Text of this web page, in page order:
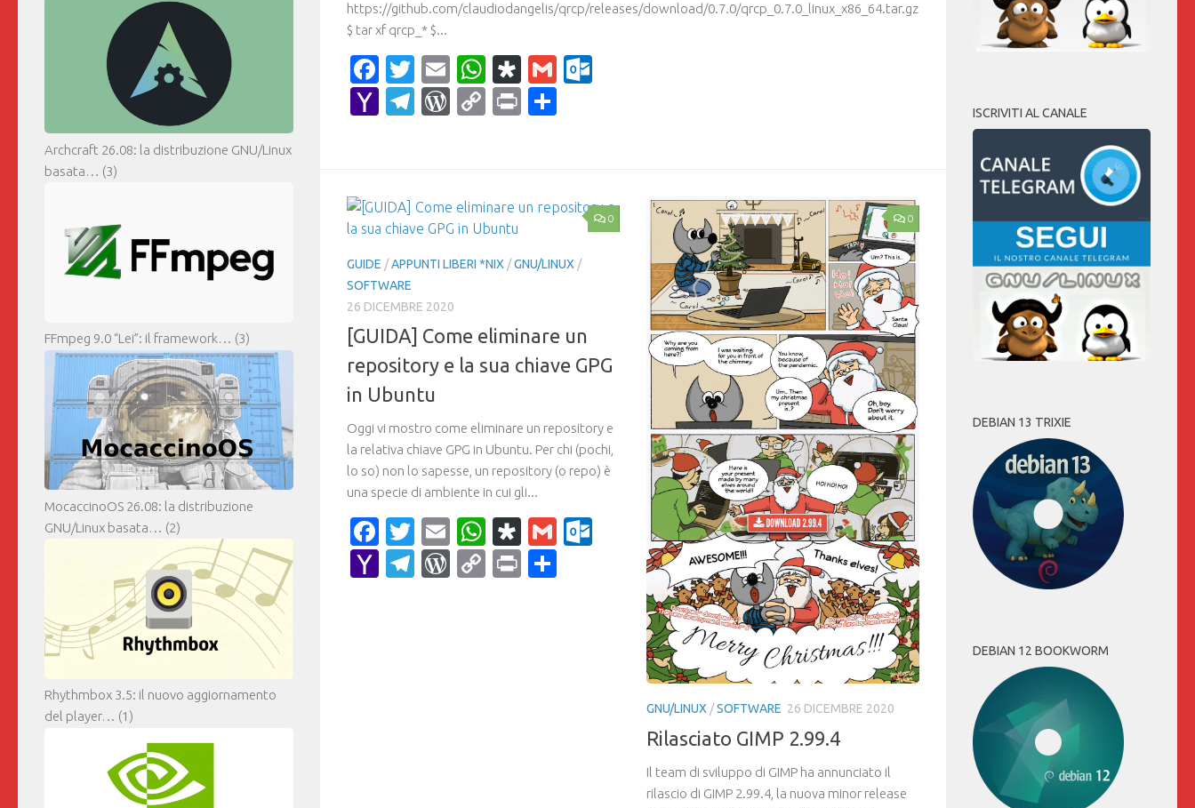
https://github.com/claudiodangelis/qrcp/releases/download/0.7.0/qrcp_0.7.0_linux_x86_64.tar.gz
$ tar xf qrcp_* $...
Facebook
Twitter
EmailWhatsApp
Diaspora
Gmail
YahooTelegram
WordPress
CopyPrint
0
GUIDE /APPUNTI LIBERI *NIX /GNU/LINUX /
SOFTWARE
26 DICEMBRE 2020
[GUIDA] Come eliminare un
repository e la sua chiave GPG
in Ubuntu
Oggi vi mostro come eliminare un repository e
la relativa chiave GPG in Ubuntu. Per chi (pochi,
lo so) non lo sapesse, un repository (o repo) è
una specie di ambiente in cui gli...
Facebook
Twitter
EmailWhatsApp
Diaspora
GmailOutlook.com
YahooTelegram
WordPress
CopyPrintCondividi
0
GNU/LINUX /SOFTWARE 26 DICEMBRE 2020
Rilasciato GIMP 2.99.4
Il team di sviluppo di GIMP ha annunciato il
rilascio di GIMP 2.99.4, la nuova minor release
Archcraft 26.08: la distribuzione GNU/Linux
basata… (3)
FFmpeg 9.0 “Lei”: il framework… (3)
MocaccinoOS 26.08: la distribuzione
GNU/Linux basata… (2)
Rhythmbox 3.5: il nuovo aggiornamento
del player… (1)
ISCRIVITI AL CANALE
DEBIAN 13 TRIXIE
DEBIAN 12 BOOKWORM